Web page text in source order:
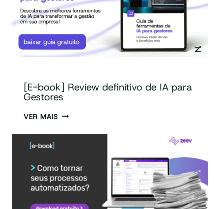
[E-book] Review definitivo de IA para
Gestores
VER MAIS